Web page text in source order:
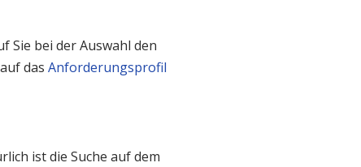
Sie bei der Auswahl den
das Anforderungsprofil
ist die Suche auf dem